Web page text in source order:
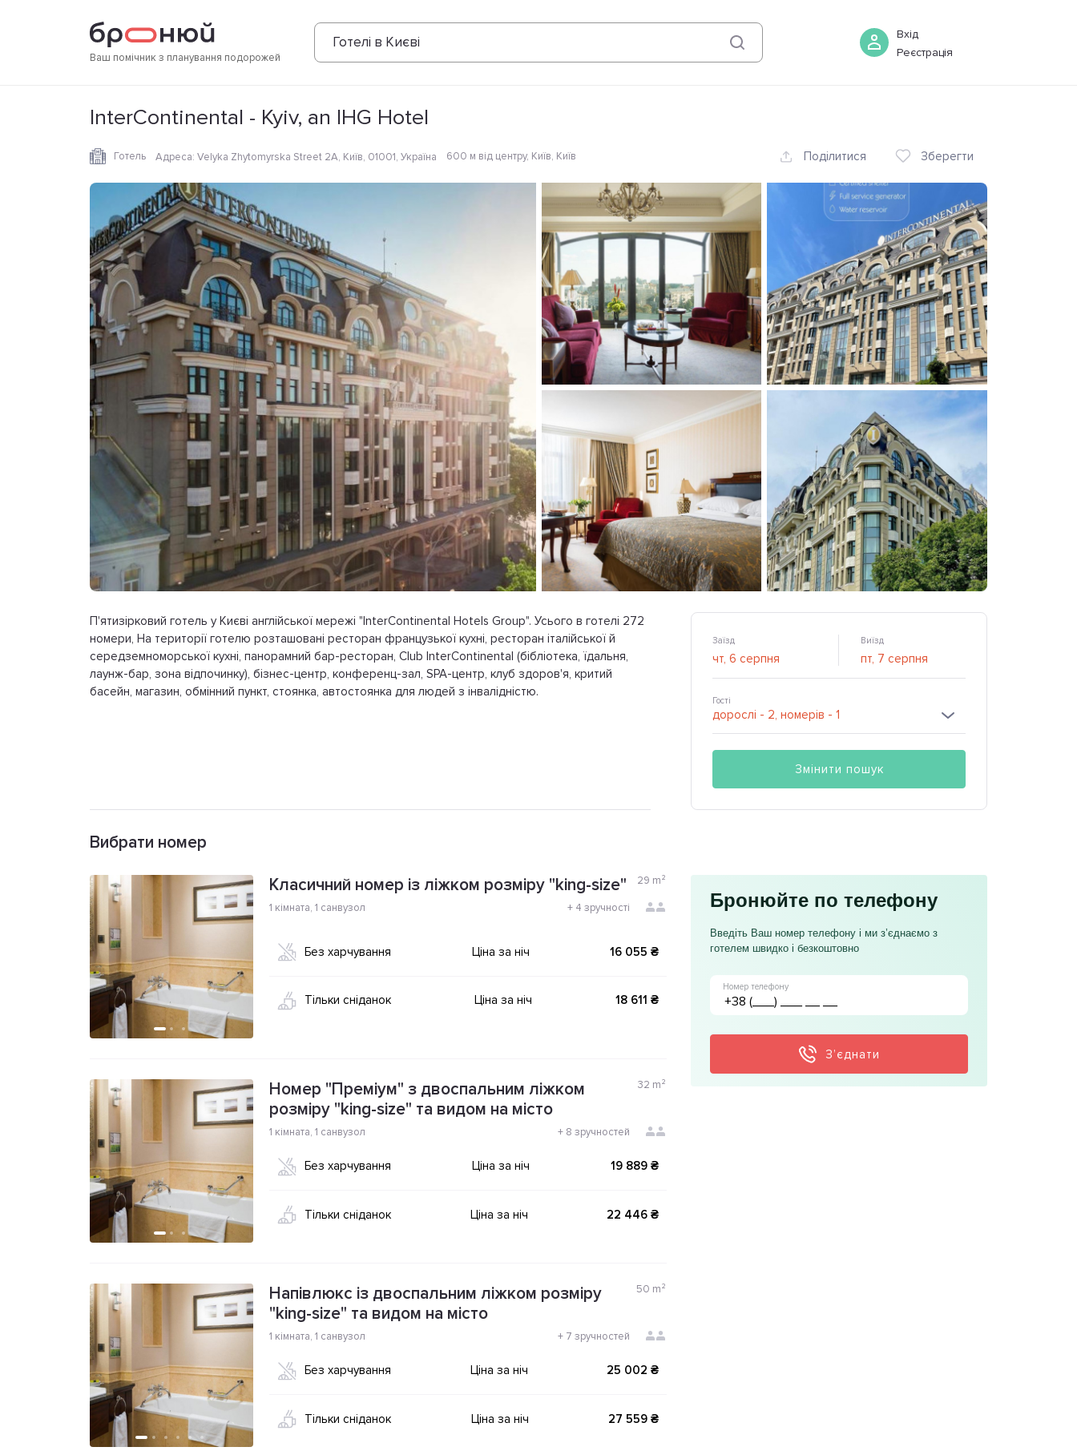
Ваш помічник з планування подорожей
Готелі в Києві
Вхід
Реєстрація
Фотографії Зручності Розташування 06 серпня Бронювати
InterContinental - Kyiv, an IHG Hotel
Готель Адреса: Velyka Zhytomyrska Street 2A, Київ, 01001, Україна 600 м від центру, Київ, Київ Поділитися Зберегти
П'ятизірковий готель у Києві англійської мережі "InterContinental Hotels Group". Усього в готелі 272
номери, На території готелю розташовані ресторан французької кухні, ресторан італійської й
середземноморської кухні, панорамний бар-ресторан, Club InterContinental (бібліотека, їдальня,
лаунж-бар, зона відпочинку), бізнес-центр, конференц-зал, SPA-центр, клуб здоров'я, критий
басейн, магазин, обмінний пункт, стоянка, автостоянка для людей з інвалідністю.
Заїзд Виїзд
Гості
Змінити пошук
Вибрати номер
Класичний номер із ліжком розміру "king-size" 29 m²
1 кімната, 1 санвузол + 4 зручності
Без харчування Ціна за ніч 16 055 ₴
Тільки сніданок Ціна за ніч 18 611 ₴
Номер "Преміум" з двоспальним ліжком
розміру "king-size" та видом на місто
32 m²
1 кімната, 1 санвузол + 8 зручностей
Без харчування Ціна за ніч 19 889 ₴
Тільки сніданок Ціна за ніч 22 446 ₴
Напівлюкс із двоспальним ліжком розміру
"king-size" та видом на місто
50 m²
1 кімната, 1 санвузол + 7 зручностей
Без харчування Ціна за ніч 25 002 ₴
Тільки сніданок Ціна за ніч 27 559 ₴
Бронюйте по телефону
Введіть Ваш номер телефону і ми з’єднаємо з
готелем швидко і безкоштовно
Номер телефону
З’єднати